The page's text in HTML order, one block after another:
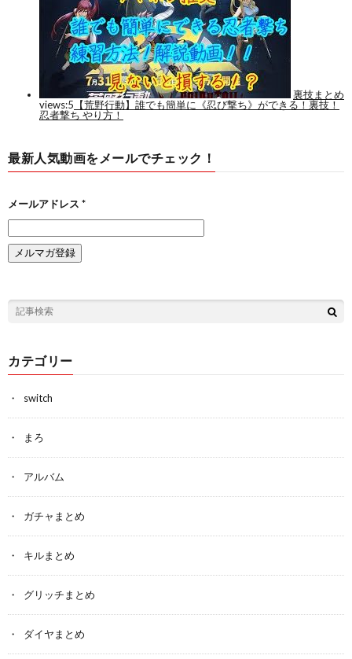
最新人気動画をメールでチェック！
メールアドレス *
カテゴリー
switch
まろ
アルバム
ガチャまとめ
キルまとめ
グリッチまとめ
ダイヤまとめ